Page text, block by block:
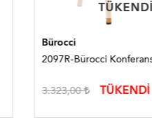
TÜKENDI
TÜKENDI
Bürocci
2097R-Bürocci Konferans
3.323,00 TÜKENDİ